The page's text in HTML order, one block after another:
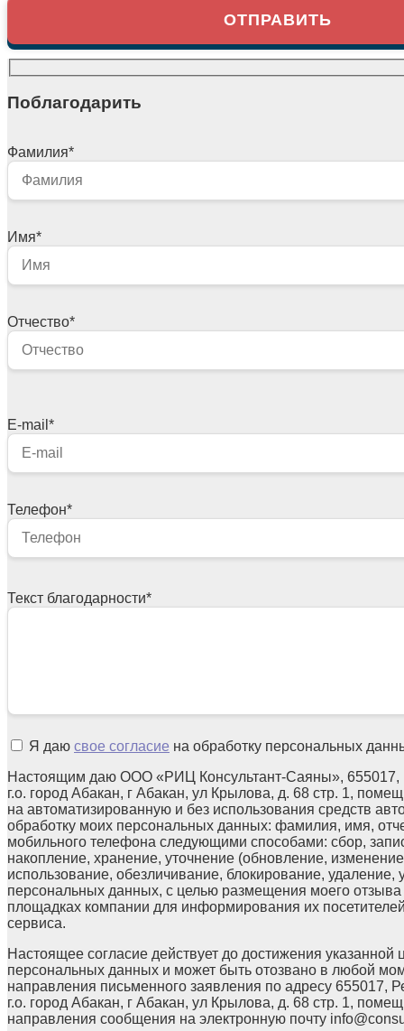
Поблагодарить
Фамилия*
Имя*
Отчество*
E-mail *
Телефон*
Текст благодарности*
Я даю свое согласие на обработку персональных
Настоящим даю ООО «РИЦ Консультант-Саяны», 655017,
г.о. город Абакан, г Абакан, ул Крылова, д. 68 стр. 1,
на автоматизированную и без использования средств
обработку моих персональных данных: фамилия, имя,
мобильного телефона следующими способами: сбор,
накопление, хранение, уточнение (обновление,
использование, обезличивание, блокирование, удаление,
персональных данных, с целью размещения моего
площадках компании для информирования их
сервиса.
Настоящее согласие действует до достижения указанной
персональных данных и может быть отозвано в любой
направления письменного заявления по адресу 655017,
г.о. город Абакан, г Абакан, ул Крылова, д. 68 стр. 1,
направления сообщения на электронную почту